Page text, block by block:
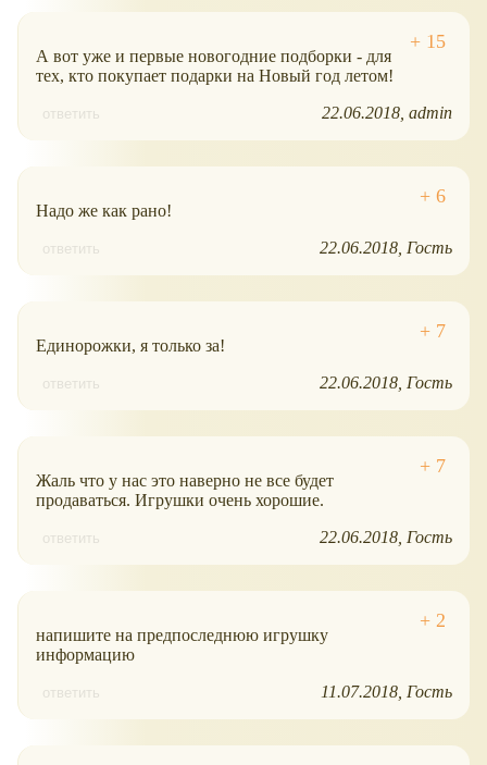
А вот уже и первые новогодние подборки - для
тех, кто покупает подарки на Новый год летом!
ответить 22.06.2018 admin
Надо же как рано!
ответить 22.06.2018 Гость
Единорожки, я только за!
ответить 22.06.2018 Гость
Жаль что у нас это наверно не все будет
продаваться. Игрушки очень хорошие.
ответить 22.06.2018 Гость
напишите на предпоследнюю игрушку
информацию
ответить 11.07.2018 Гость